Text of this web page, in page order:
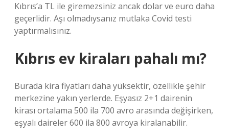
Kıbrıs’a TL ile giremezsiniz ancak dolar ve euro daha
geçerlidir. Aşı olmadıysanız mutlaka Covid testi
yaptırmalısınız.
Kıbrıs ev kiraları pahalı mı?
Burada kira fiyatları daha yüksektir, özellikle şehir
merkezine yakın yerlerde. Eşyasız 2+1 dairenin
kirası ortalama 500 ila 700 avro arasında değişirken,
eşyalı daireler 600 ila 800 avroya kiralanabilir.